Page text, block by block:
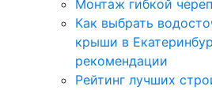
Монтаж гибкой
Как выбрать
крыши в
рекомендации
Рейтинг лучших